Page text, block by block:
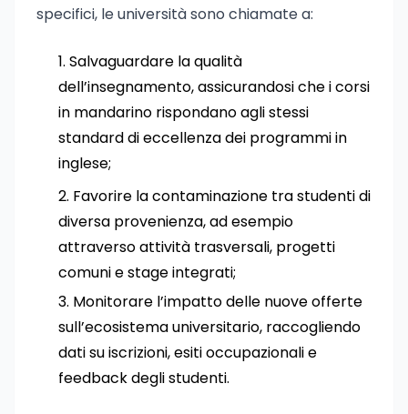
specifici, le università sono chiamate a:
Salvaguardare la qualità
dell’insegnamento, assicurandosi che i corsi
in mandarino rispondano agli stessi
standard di eccellenza dei programmi in
inglese;
Favorire la contaminazione tra studenti di
diversa provenienza, ad esempio
attraverso attività trasversali, progetti
comuni e stage integrati;
Monitorare l’impatto delle nuove offerte
sull’ecosistema universitario, raccogliendo
dati su iscrizioni, esiti occupazionali e
feedback degli studenti.